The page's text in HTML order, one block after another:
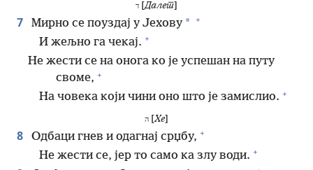
[Далет
7 Мирно се поуздај у Јехову * +
И жељно га чекај. +
Не жести се на онога ко је успешан на путу
своме, +
На човека који чини оно што је замислио. +
[Хе]
8 Одбаци гнев и одагнај срџбу, +
Не жести се, јер то само ка злу води. +